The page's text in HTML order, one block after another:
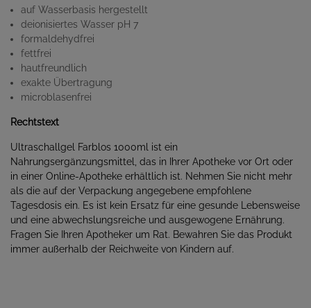
auf Wasserbasis hergestellt
deionisiertes Wasser pH 7
formaldehydfrei
fettfrei
hautfreundlich
exakte Übertragung
microblasenfrei
Rechtstext
Ultraschallgel Farblos 1000ml ist ein
Nahrungsergänzungsmittel, das in Ihrer Apotheke vor Ort oder
in einer Online-Apotheke erhältlich ist. Nehmen Sie nicht mehr
als die auf der Verpackung angegebene empfohlene
Tagesdosis ein. Es ist kein Ersatz für eine gesunde Lebensweise
und eine abwechslungsreiche und ausgewogene Ernährung.
Fragen Sie Ihren Apotheker um Rat. Bewahren Sie das Produkt
immer außerhalb der Reichweite von Kindern auf.